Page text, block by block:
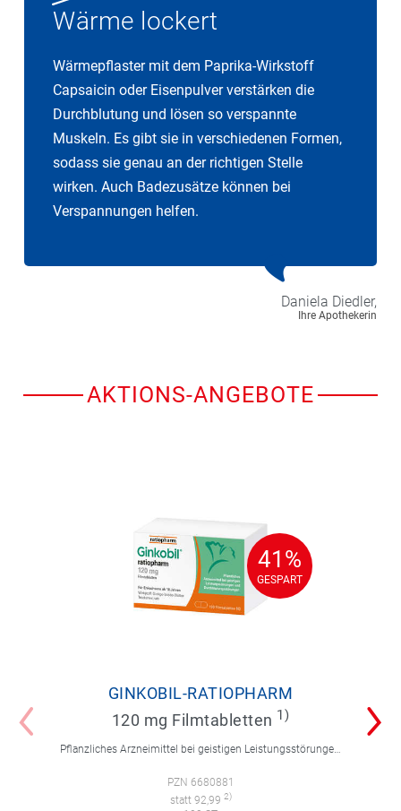
Wärme lockert
Wärmepflaster mit dem Paprika-Wirkstoff
Capsaicin oder Eisenpulver verstärken die
Durchblutung und lösen so verspannte
Muskeln. Es gibt sie in verschiedenen Formen,
sodass sie genau an der richtigen Stelle
wirken. Auch Badezusätze können bei
Verspannungen helfen.
Daniela Diedler,
Ihre Apothekerin
AKTIONS-ANGEBOTE
41%
GESPART
41%
GESPART
GINKOBIL-RATIOPHARM
120 mg Filmtabletten 1)
Pflanzliches Arzneimittel bei geistigen Leistungsstörungen und Durchblutungsstörungen.
PZN 6680881
statt 92,99 2)